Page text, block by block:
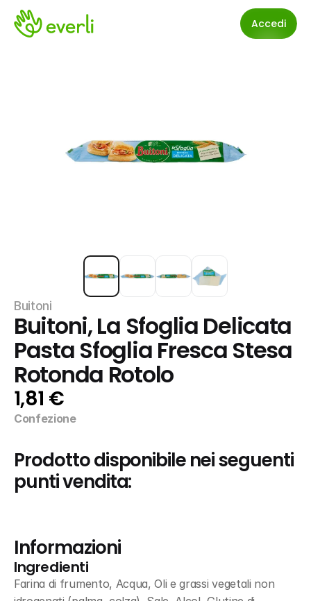
Accedi
Buitoni
Buitoni, La Sfoglia Delicata
Pasta Sfoglia Fresca Stesa
Rotonda Rotolo
1,81 €
Confezione
Prodotto disponibile nei seguenti
punti vendita:
Informazioni
Ingredienti
Farina di frumento, Acqua, Oli e grassi vegetali non